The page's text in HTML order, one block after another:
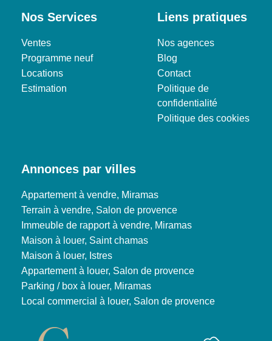
Nos Services
Ventes
Programme neuf
Locations
Estimation
Liens pratiques
Nos agences
Blog
Contact
Politique de
confidentialité
Politique des cookies
Annonces par villes
Appartement à vendre, Miramas
Terrain à vendre, Salon de provence
Immeuble de rapport à vendre, Miramas
Maison à louer, Saint chamas
Maison à louer, Istres
Appartement à louer, Salon de provence
Parking / box à louer, Miramas
Local commercial à louer, Salon de provence